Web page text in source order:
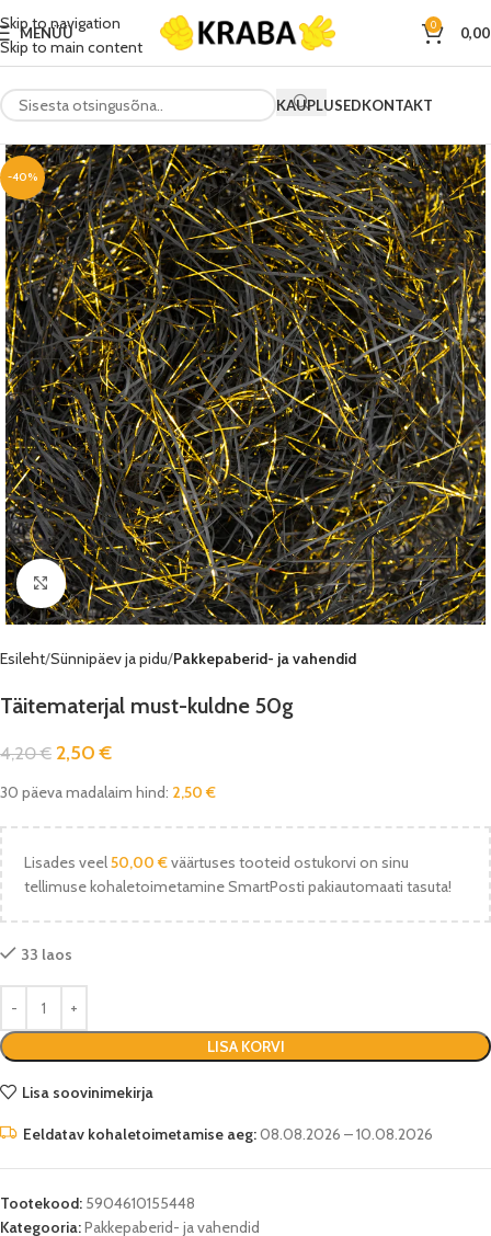
Skip to navigation
Skip to main content
MENÜÜ 0
KAUPLUSEDKONTAKT
-40%
Vaata pilti
Esileht Sünnipäev ja pidu Pakkepaberid- ja vahendid
Täitematerjal must-kuldne 50g
4,20€ 2,50€
30 päeva madalaim hind: 2,50 €
Lisades veel50,00 €väärtuses tooteid ostukorvi on sinu
tellimuse kohaletoimetamine SmartPosti pakiautomaati tasuta!
33 laos
LISA KORVI
Lisa soovinimekirja
Eeldatav kohaletoimetamise aeg:08.08.2026 – 10.08.2026
Tootekood: 5904610155448
Kategooria:Pakkepaberid- ja vahendid